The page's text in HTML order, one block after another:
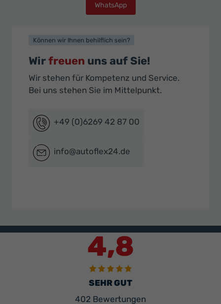
WhatsApp
Können wir Ihnen behilflich sein?
Wirfreuen uns auf Sie!
Wir stehen für Kompetenz und Service.
Bei uns stehen Sie im Mittelpunkt.
+49 (0)6269 42 87 00
info@autoflex24.de
4,8
SEHR GUT
402 Bewertungen